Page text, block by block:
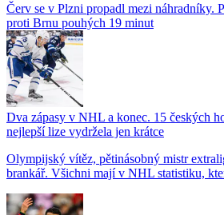
Červ se v Plzni propadl mezi náhradníky.
proti Brnu pouhých 19 minut
Dva zápasy v NHL a konec. 15 českých
nejlepší lize vydržela jen krátce
Olympijský vítěz, pětinásobný mistr
brankář. Všichni mají v NHL statistiku,